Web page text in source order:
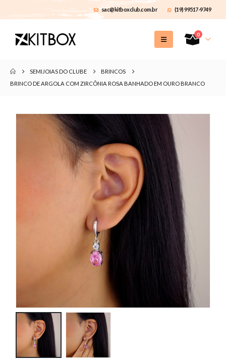
sac@kitboxclub.com.br (19) 99517-9749
0
SEMIJOIAS DO CLUBE
BRINCOS
BRINCO DE ARGOLA COM ZIRCÔNIA ROSA BANHADO EM OURO BRANCO